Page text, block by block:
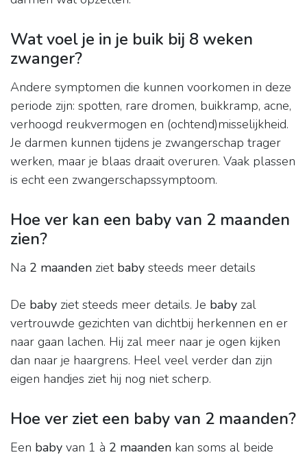
Wat voel je in je buik bij 8 weken
zwanger?
Andere symptomen die kunnen voorkomen in deze
periode zijn: spotten, rare dromen, buikkramp, acne,
verhoogd reukvermogen en (ochtend)misselijkheid.
Je darmen kunnen tijdens je zwangerschap trager
werken, maar je blaas draait overuren. Vaak plassen
is echt een zwangerschapssymptoom.
Hoe ver kan een baby van 2 maanden
zien?
Na 2 maanden ziet baby steeds meer details
De baby ziet steeds meer details. Je baby zal
vertrouwde gezichten van dichtbij herkennen en er
naar gaan lachen. Hij zal meer naar je ogen kijken
dan naar je haargrens. Heel veel verder dan zijn
eigen handjes ziet hij nog niet scherp.
Hoe ver ziet een baby van 2 maanden?
Een baby van 1 à 2 maanden kan soms al beide